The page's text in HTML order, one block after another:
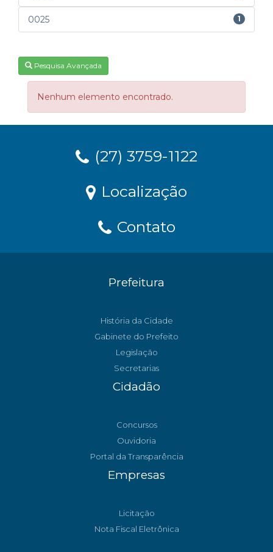
0025 1
Pesquisa Avançada
Nenhum elemento encontrado.
(27) 3759-1122
Localização
Contato
Prefeitura
História da Cidade
Gabinete do Prefeito
Legislação
Secretarias
Cidadão
Concursos
Ouvidoria
Portal da Transparência
Empresas
Licitação
Nota Fiscal Eletrônica